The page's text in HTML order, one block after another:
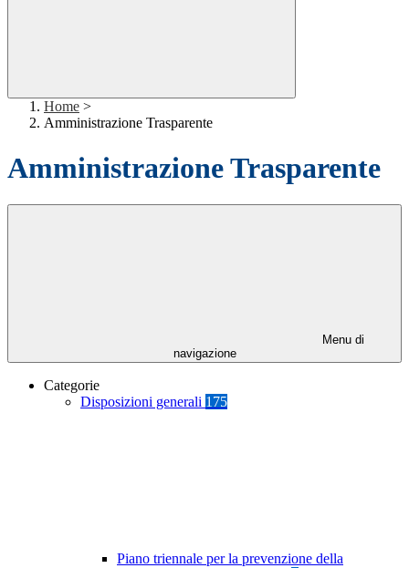
Home >
Amministrazione Trasparente
Amministrazione Trasparente
Menu di
navigazione
Categorie
Disposizioni generali 175
Piano triennale per la prevenzione della